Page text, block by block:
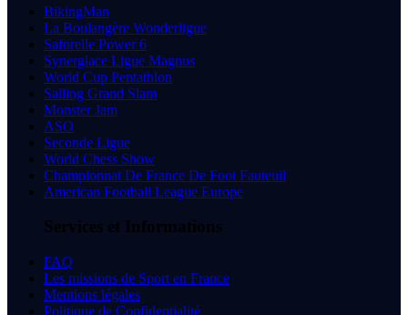
BikingMan
La Boulangère Wonderligue
Saforelle Power 6
Synerglace Ligue Magnus
World Cup Pentathlon
Sailing Grand Slam
Monster Jam
ASO
Seconde Ligue
World Chess Show
Championnat De France De Foot Fauteuil
American Football League Europe
Services et Informations
FAQ
Les missions de Sport en France
Mentions légales
Politique de Confidentialité